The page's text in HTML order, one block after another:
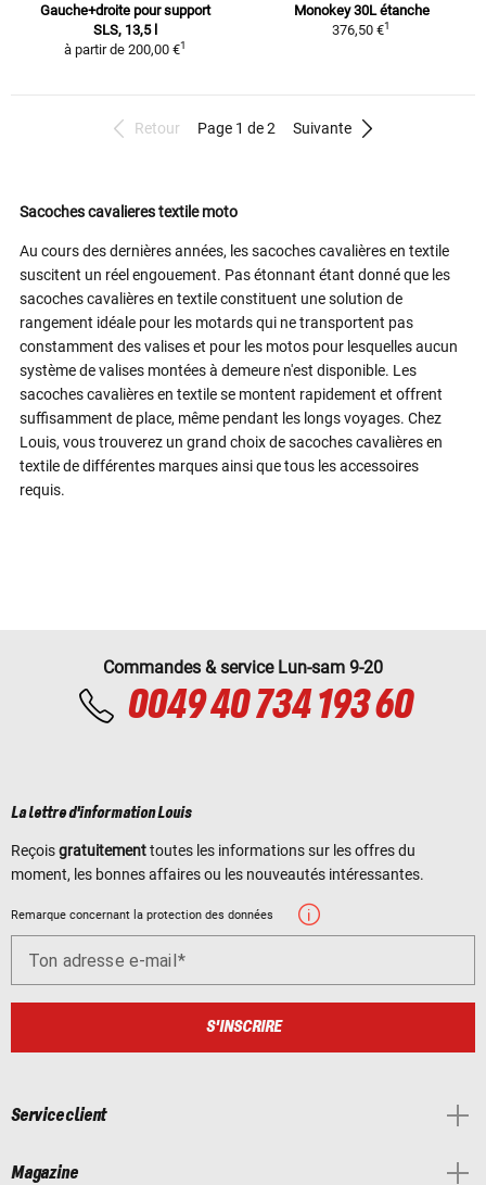
Gauche+droite pour support
SLS, 13,5 l
à partir de 200,00 €1
Monokey 30L étanche
376,50 €1
Retour Page 1 de 2 Suivante
Sacoches cavalieres textile moto
Au cours des dernières années, les sacoches cavalières en textile
suscitent un réel engouement. Pas étonnant étant donné que les
sacoches cavalières en textile constituent une solution de
rangement idéale pour les motards qui ne transportent pas
constamment des valises et pour les motos pour lesquelles aucun
système de valises montées à demeure n'est disponible. Les
sacoches cavalières en textile se montent rapidement et offrent
suffisamment de place, même pendant les longs voyages. Chez
Louis, vous trouverez un grand choix de sacoches cavalières en
textile de différentes marques ainsi que tous les accessoires
requis.
Commandes & service Lun-sam 9-20
0049 40 734 193 60
La lettre d'information Louis
Reçoisgratuitementtoutes les informations sur les offres du
moment, les bonnes affaires ou les nouveautés intéressantes.
Remarque concernant la protection des données
Ton adresse e-mail
S'INSCRIRE
Service client
Magazine